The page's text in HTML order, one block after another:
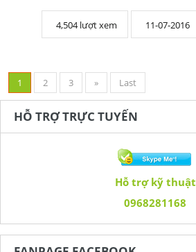
4,504 lượt xem 11-07-2016
1 2 3 » Last
HỖ TRỢ TRỰC TUYẾN
Hỗ trợ kỹ thuật
0968281168